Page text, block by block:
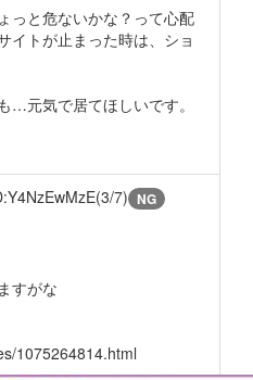
っと危ないかな？って心配
イトが止まった時は、ショ
…元気で居てほしいです。
7) NG
すがな
1075264814.html